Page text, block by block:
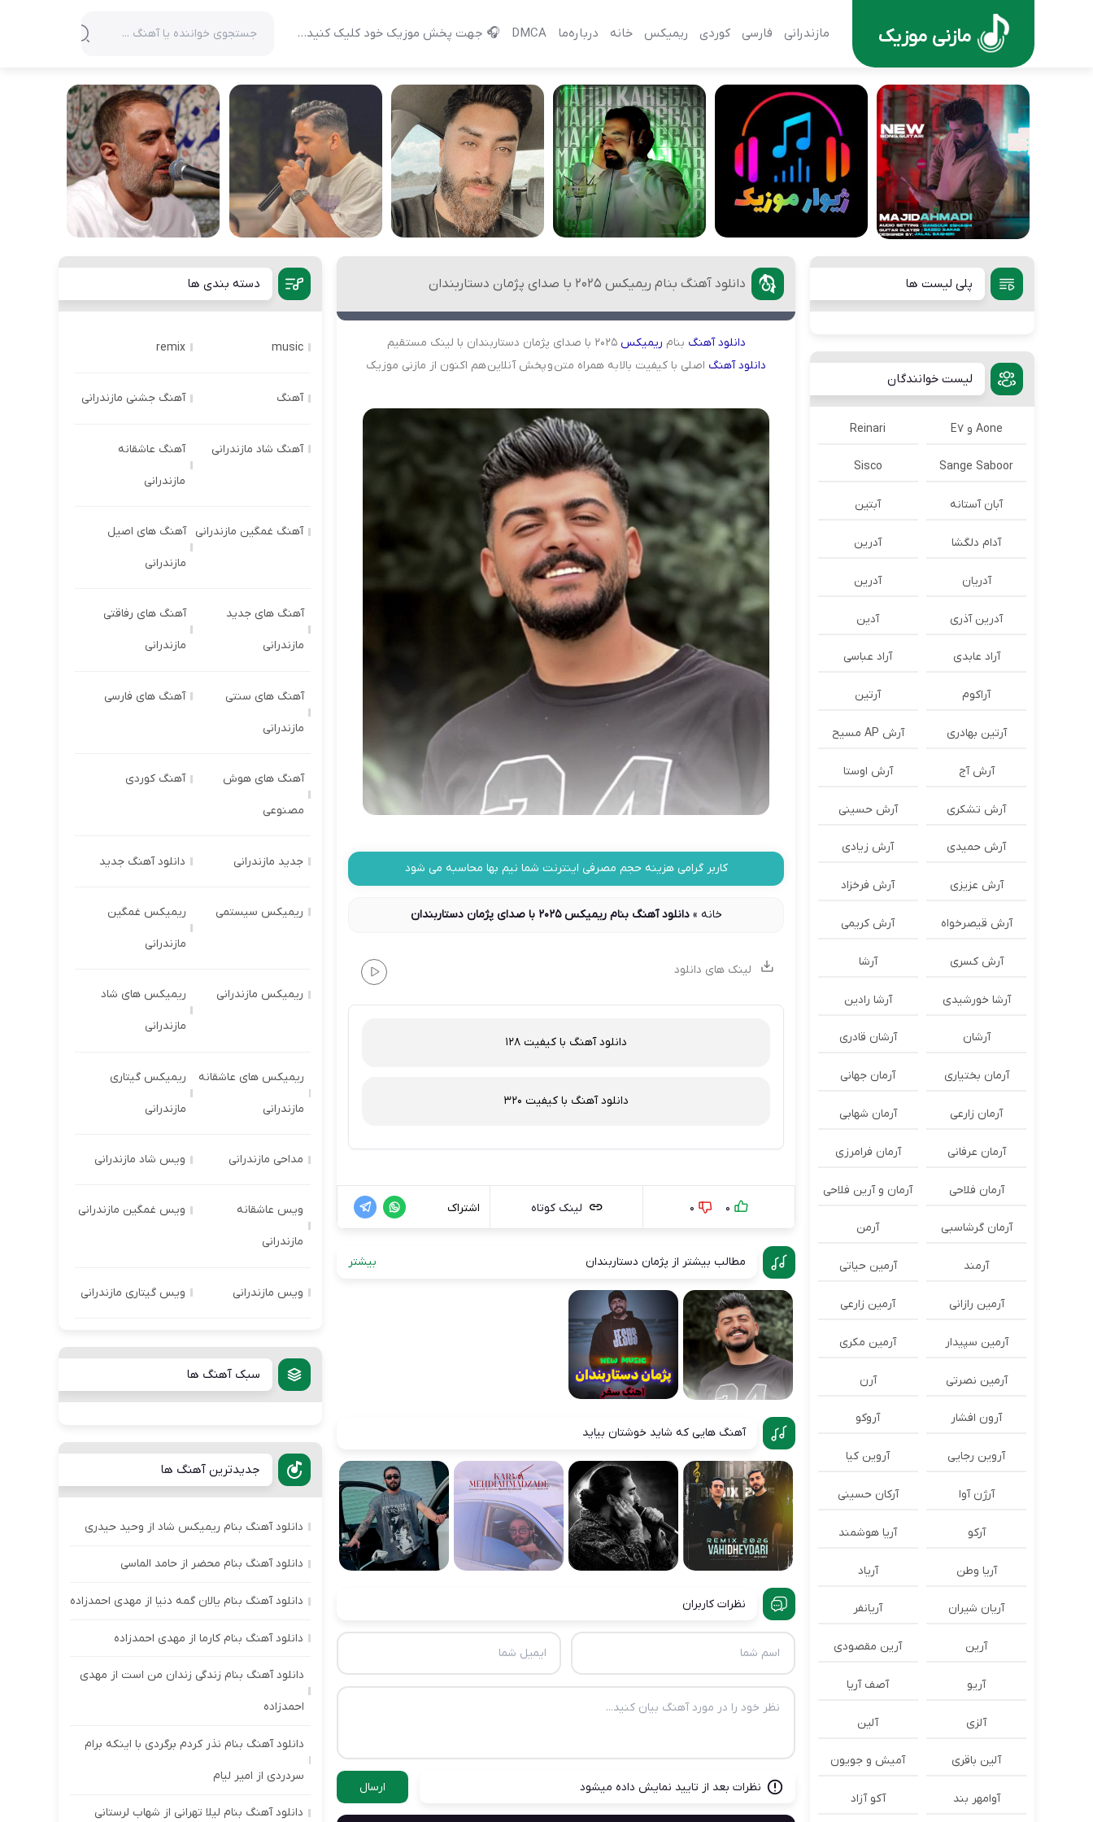
مازنی موزیک مازندرانی فارسی کوردی ریمیکس خانه درباره‌‌ما DMCA 🎧 جهت پخش موزیک خود کلیک کنید…
دانلود آهنگ بنام ریمیکس 2025 با صدای پژمان دستاربندان
دانلودآهنگ بنام ریمیکس 2025 با صدای پژمان دستاربندان با لینک مستقیم
دانلودآهنگ اصلی با کیفیت بالا به همراه متن و پخش آنلاین هم اکنون از مازنی موزیک
کاربر گرامی هزینه حجم مصرفی اینترنت شما نیم بها محاسبه می شود
خانه »دانلود آهنگ بنام ریمیکس 2025 با صدای پژمان دستاربندان
لینک های دانلود
دانلود آهنگ با کیفیت 128
دانلود آهنگ با کیفیت 320
0
0 لینک کوتاه اشتراک
مطالب بیشتر از پژمان دستاربندان بیشتر
آهنگ هایی که شاید خوشتان بیاید
نظرات کاربران
نظرات بعد از تایید نمایش داده میشود ارسال
پلی لیست ها
لیست خوانندگان
Aone و E7 Reinari
Sange Saboor
Sisco
آبان آستانه آبتین
آدام دلگشا آدرين
آدریان آدرین
آدرین آذری آدین
آراد عابدی آراد عباسی
آراکوم آرتین
آرتین بهادری آرش AP مسیح
آرش آج آرش اوستا
آرش تشکری آرش حسینی
آرش حمیدی آرش زیادی
آرش عزیزی آرش فرخزاد
آرش قیصرخواه آرش کریمی
آرش کسری آرشا
آرشا خورشیدی آرشا رادین
آرشان آرشان قادری
آرمان بختیاری آرمان جهانی
آرمان زارعی آرمان شهابی
آرمان عرفانی آرمان فرامرزی
آرمان فلاحی آرمان و آرین فلاحی
آرمان گرشاسبی آرمن
آرمند آرمین حیاتی
آرمین رازانی آرمین زارعی
آرمین سپیدار آرمین مکری
آرمین نصرتی آرن
آرون افشار آروکو
آروین رجایی آروین کیا
آرژن آوا آرکان حسینی
آرکو آریا هوشمند
آریا وطن آریاد
آریان شیران آریانفر
آرین آرین مقصودی
آریو آصف آریا
آلزی آلین
آلین باقری آمیش و جویون
آوامهر بند آکو آزاد
دسته بندی ها
music
remix
آهنگ آهنگ جشنی مازندرانی
آهنگ شاد مازندرانی آهنگ عاشقانه
مازندرانی
آهنگ غمگین مازندرانی آهنگ های اصیل
مازندرانی
آهنگ های جدید
مازندرانی
آهنگ های رفاقتی
مازندرانی
آهنگ های سنتی
مازندرانی
آهنگ های فارسی
آهنگ های هوش
مصنوعی
آهنگ کوردی
جدید مازندرانی دانلود آهنگ جدید
ریمیکس سیستمی ریمیکس غمگین
مازندرانی
ریمیکس مازندرانی ریمیکس های شاد
مازندرانی
ریمیکس های عاشقانه
مازندرانی
ریمیکس گیتاری
مازندرانی
مداحی مازندرانی ویس شاد مازندرانی
ویس عاشقانه
مازندرانی
ویس غمگین مازندرانی
ویس مازندرانی ویس گیتاری مازندرانی
سبک آهنگ ها
جدیدترین آهنگ ها
دانلود آهنگ بنام ریمیکس شاد از وحید حیدری
دانلود آهنگ بنام محضر از حامد الماسی
دانلود آهنگ بنام یالان گمه دنیا از مهدی احمدزاده
دانلود آهنگ بنام کارما از مهدی احمدزاده
دانلود آهنگ بنام زندگی زندان من است از مهدی
احمدزاده
دانلود آهنگ بنام نذر کردم برگردی با اینکه برام
سردردی از امیر لیام
دانلود آهنگ بنام لیلا تهرانی از شهاب لرستانی